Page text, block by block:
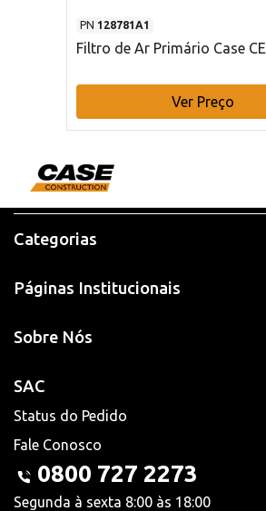
PN 128781A1
Filtro de Ar Primário Case CE
Ver Preço
Categorias
Páginas Institucionais
Sobre Nós
SAC
Status do Pedido
Fale Conosco
0800 727 2273
Segunda à sexta 8:00 às 18:00